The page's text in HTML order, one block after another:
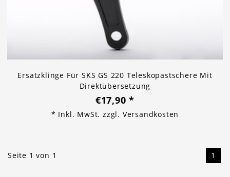
Ersatzklinge Für SKS GS 220 Teleskopastschere Mit
Direktübersetzung
€17,90*
* Inkl. MwSt. zzgl. Versandkosten
Seite 1 von 1 1